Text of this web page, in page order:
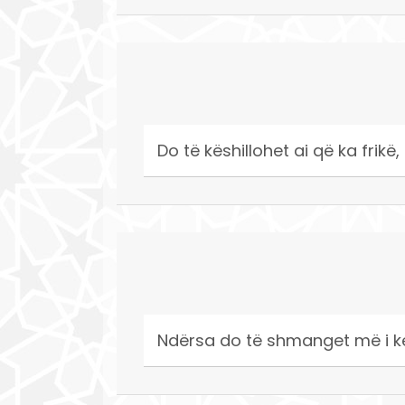
Do të këshillohet ai që ka frikë,
Ndërsa do të shmanget më i